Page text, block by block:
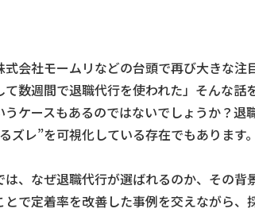
式会社モームリなどの台頭で再び大きな注
て数週間で退職代行を使われた」そんな
うケースもあるのではないでしょうか？
ズレ”を可視化している存在でもあります。
は、なぜ退職代行が選ばれるのか、その
とで定着率を改善した事例を交えながら、